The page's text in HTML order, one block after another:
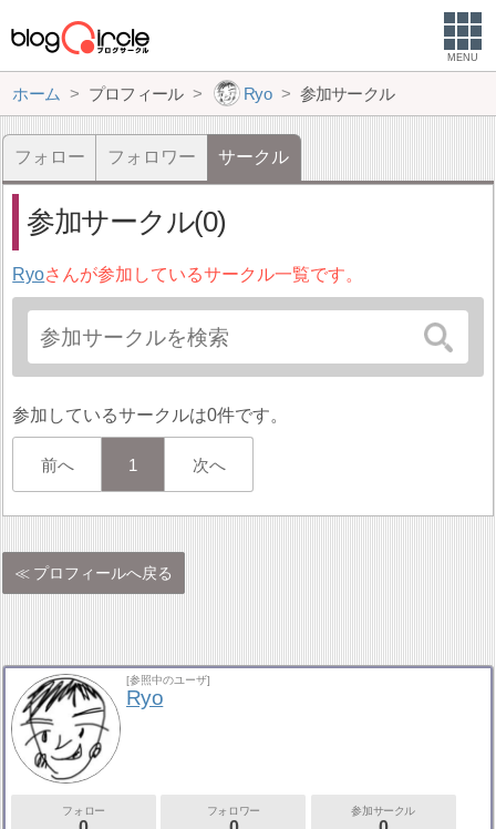
MENU
ホーム プロフィール Ryo 参加サークル
フォロー フォロワー サークル
参加サークル(0)
Ryoさんが参加しているサークル一覧です。
参加しているサークルは0件です。
前へ 1 次へ
プロフィールへ戻る
[参照中のユーザ]
Ryo
フォロー フォロワー 参加サークル